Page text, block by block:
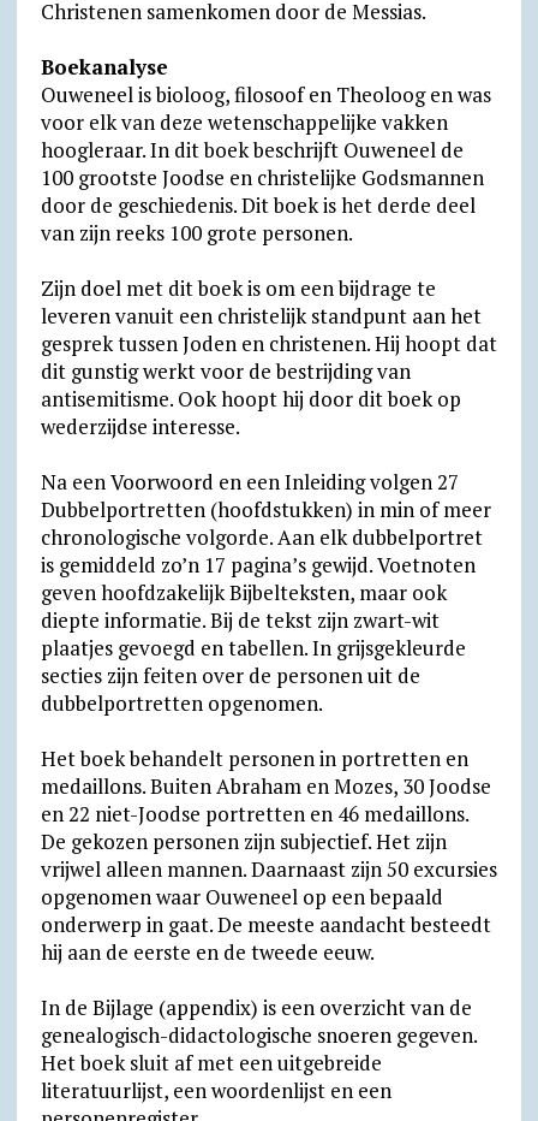
Christenen samenkomen door de Messias.
Boekanalyse
Ouweneel is bioloog, filosoof en Theoloog en was
voor elk van deze wetenschappelijke vakken
hoogleraar. In dit boek beschrijft Ouweneel de
100 grootste Joodse en christelijke Godsmannen
door de geschiedenis. Dit boek is het derde deel
van zijn reeks 100 grote personen.
Zijn doel met dit boek is om een bijdrage te
leveren vanuit een christelijk standpunt aan het
gesprek tussen Joden en christenen. Hij hoopt dat
dit gunstig werkt voor de bestrijding van
antisemitisme. Ook hoopt hij door dit boek op
wederzijdse interesse.
Na een Voorwoord en een Inleiding volgen 27
Dubbelportretten (hoofdstukken) in min of meer
chronologische volgorde. Aan elk dubbelportret
is gemiddeld zo’n 17 pagina’s gewijd. Voetnoten
geven hoofdzakelijk Bijbelteksten, maar ook
diepte informatie. Bij de tekst zijn zwart-wit
plaatjes gevoegd en tabellen. In grijsgekleurde
secties zijn feiten over de personen uit de
dubbelportretten opgenomen.
Het boek behandelt personen in portretten en
medaillons. Buiten Abraham en Mozes, 30 Joodse
en 22 niet-Joodse portretten en 46 medaillons.
De gekozen personen zijn subjectief. Het zijn
vrijwel alleen mannen. Daarnaast zijn 50 excursies
opgenomen waar Ouweneel op een bepaald
onderwerp in gaat. De meeste aandacht besteedt
hij aan de eerste en de tweede eeuw.
In de Bijlage (appendix) is een overzicht van de
genealogisch-didactologische snoeren gegeven.
Het boek sluit af met een uitgebreide
literatuurlijst, een woordenlijst en een